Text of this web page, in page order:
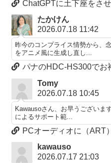
ChatGPTに土下座をさ
たかけん
2026.07.18 11:42
昨今のコンプライス情勢から、
をアニメ風に生成し直し...
パナのHDC-HS300でお
Tomy
2026.07.18 10:45
Kawausoさん、お早うございま
によるサポート範...
PCオーディオに（ART
kawauso
2026.07.17 21:03